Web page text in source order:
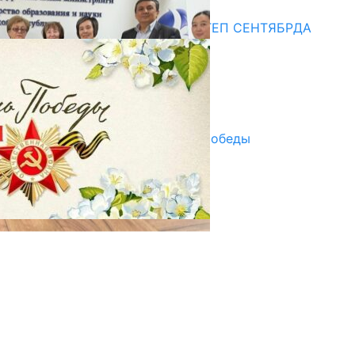
Медиа
СУЗАКТА 750 ОРУНДУУ МЕКТЕП СЕНТЯБРДА
ПАЙДАЛАНУУГА БЕРИЛЕТ
07.08.2025
Улуу Жеңиштин жандуу сөзү
29.04.2025
Награды в преддверии Дня Победы
29.04.2025